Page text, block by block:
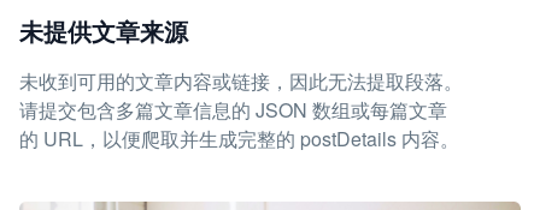
未提供文章来源
未收到可用的文章内容或链接，因此无法提取段落。
请提交包含多篇文章信息的 JSON 数组或每篇文章
的 URL，以便爬取并生成完整的 postDetails 内容。